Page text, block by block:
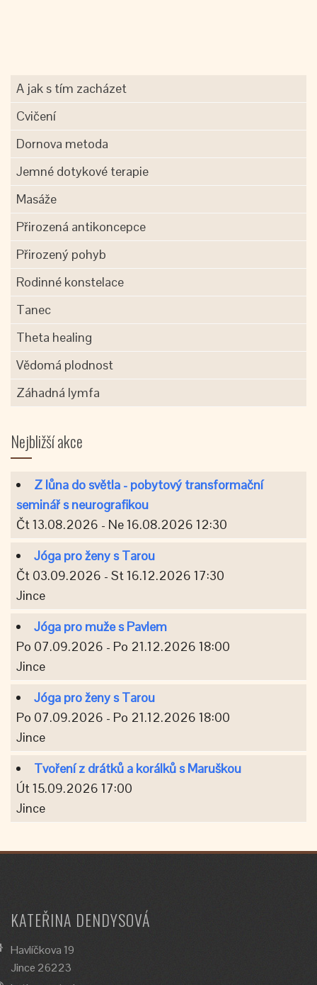
A jak s tím zacházet
Cvičení
Dornova metoda
Jemné dotykové terapie
Masáže
Přirozená antikoncepce
Přirozený pohyb
Rodinné konstelace
Tanec
Theta healing
Vědomá plodnost
Záhadná lymfa
Nejbližší akce
Z lůna do světla - pobytový transformační
seminář s neurografikou
Čt 13.08.2026 - Ne 16.08.2026 12:30
Jóga pro ženy s Tarou
Čt 03.09.2026 - St 16.12.2026 17:30
Jince
Jóga pro muže s Pavlem
Po 07.09.2026 - Po 21.12.2026 18:00
Jince
Jóga pro ženy s Tarou
Po 07.09.2026 - Po 21.12.2026 18:00
Jince
Tvoření z drátků a korálků s Maruškou
Út 15.09.2026 17:00
Jince
KATEŘINA DENDYSOVÁ
Havlíčkova 19
Jince 26223